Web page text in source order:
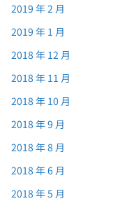
2019 年 2 月
2019 年 1 月
2018 年 12 月
2018 年 11 月
2018 年 10 月
2018 年 9 月
2018 年 8 月
2018 年 6 月
2018 年 5 月